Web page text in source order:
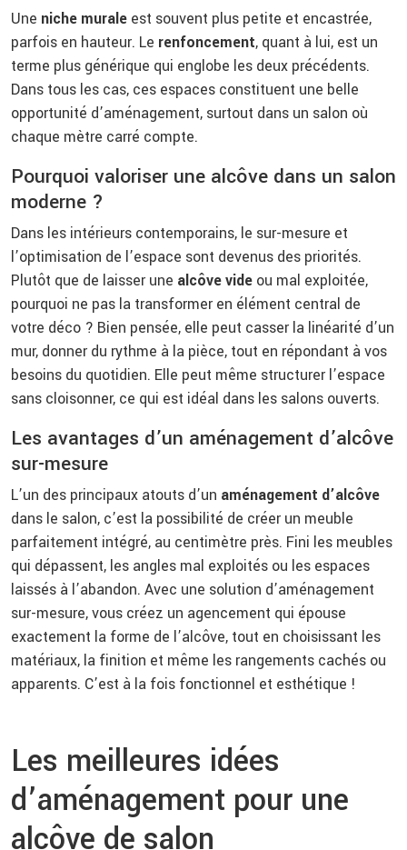
Une niche murale est souvent plus petite et encastrée,
parfois en hauteur. Le renfoncement, quant à lui, est un
terme plus générique qui englobe les deux précédents.
Dans tous les cas, ces espaces constituent une belle
opportunité d’aménagement, surtout dans un salon où
chaque mètre carré compte.
Pourquoi valoriser une alcôve dans un salon
moderne ?
Dans les intérieurs contemporains, le sur-mesure et
l’optimisation de l’espace sont devenus des priorités.
Plutôt que de laisser une alcôve vide ou mal exploitée,
pourquoi ne pas la transformer en élément central de
votre déco ? Bien pensée, elle peut casser la linéarité d’un
mur, donner du rythme à la pièce, tout en répondant à vos
besoins du quotidien. Elle peut même structurer l’espace
sans cloisonner, ce qui est idéal dans les salons ouverts.
Les avantages d’un aménagement d’alcôve
sur-mesure
L’un des principaux atouts d’un aménagement d’alcôve
dans le salon, c’est la possibilité de créer un meuble
parfaitement intégré, au centimètre près. Fini les meubles
qui dépassent, les angles mal exploités ou les espaces
laissés à l’abandon. Avec une solution d’aménagement
sur-mesure, vous créez un agencement qui épouse
exactement la forme de l’alcôve, tout en choisissant les
matériaux, la finition et même les rangements cachés ou
apparents. C’est à la fois fonctionnel et esthétique !
Les meilleures idées
d’aménagement pour une
alcôve de salon